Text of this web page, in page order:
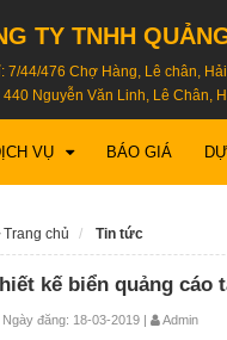
TY TNHH
7/44/476 Chợ Hàng, Lê chân,
Nguyễn Văn Linh, Lê Chân,
VỤ BÁO GIÁ
Trang chủ Tin tức
kế biển quảng cáo
Ngày đăng: 18-03-2019 | Admin